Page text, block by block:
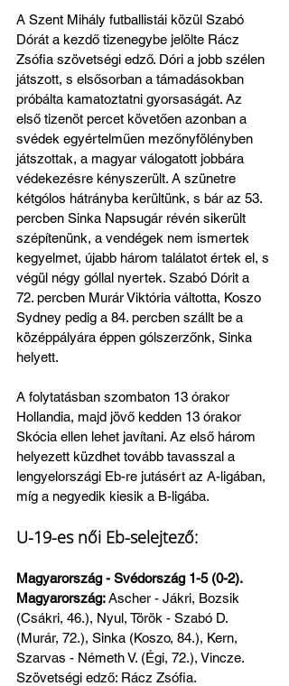
A Szent Mihály futballistái közül Szabó
Dórát a kezdő tizenegybe jelölte Rácz
Zsófia szövetségi edző. Dóri a jobb szélen
játszott, s elsősorban a támadásokban
próbálta kamatoztatni gyorsaságát. Az
első tizenöt percet követően azonban a
svédek egyértelműen mezőnyfölényben
játszottak, a magyar válogatott jobbára
védekezésre kényszerült. A szünetre
kétgólos hátrányba kerültünk, s bár az 53.
percben Sinka Napsugár révén sikerült
szépítenünk, a vendégek nem ismertek
kegyelmet, újabb három találatot értek el, s
végül négy góllal nyertek. Szabó Dórit a
72. percben Murár Viktória váltotta, Koszo
Sydney pedig a 84. percben szállt be a
középpályára éppen gólszerzőnk, Sinka
helyett.
A folytatásban szombaton 13 órakor
Hollandia, majd jövő kedden 13 órakor
Skócia ellen lehet javítani. Az első három
helyezett küzdhet tovább tavasszal a
lengyelországi Eb-re jutásért az A-ligában,
míg a negyedik kiesik a B-ligába.
U-19-es női Eb-selejtező:
Magyarország - Svédország 1-5 (0-2).
Magyarország: Ascher - Jákri, Bozsik
(Csákri, 46.), Nyul, Török - Szabó D.
(Murár, 72.), Sinka (Koszo, 84.), Kern,
Szarvas - Németh V. (Égi, 72.), Vincze.
Szövetségi edző: Rácz Zsófia.